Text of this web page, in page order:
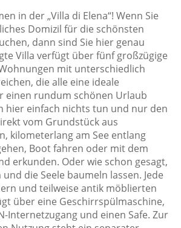
in der „Villa di Elena“! Wenn Sie
Domizil für die schönsten
dann sind Sie hier genau
Villa verfügt über fünf großzügige
mit unterschiedlich
die alle eine ideale
einen rundum schönen Urlaub
hier einfach nichts tun und nur den
vom Grundstück aus
kilometerlang am See entlang
Boot fahren oder mit dem
erkunden. Oder wie schon gesagt,
die Seele baumeln lassen. Jede
und teilweise antik möblierten
über eine Geschirrspülmaschine,
Internetzugang und einen Safe. Zur